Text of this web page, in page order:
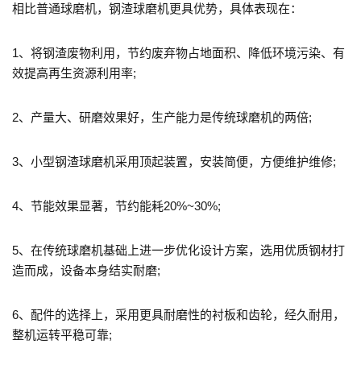
相比普通球磨机，钢渣球磨机更具优势，具体表现在：
1、将钢渣废物利用，节约废弃物占地面积、降低环境污染、有
效提高再生资源利用率;
2、产量大、研磨效果好，生产能力是传统球磨机的两倍;
3、小型钢渣球磨机采用顶起装置，安装简便，方便维护维修;
4、节能效果显著，节约能耗20%~30%;
5、在传统球磨机基础上进一步优化设计方案，选用优质钢材打
造而成，设备本身结实耐磨;
6、配件的选择上，采用更具耐磨性的衬板和齿轮，经久耐用，
整机运转平稳可靠;